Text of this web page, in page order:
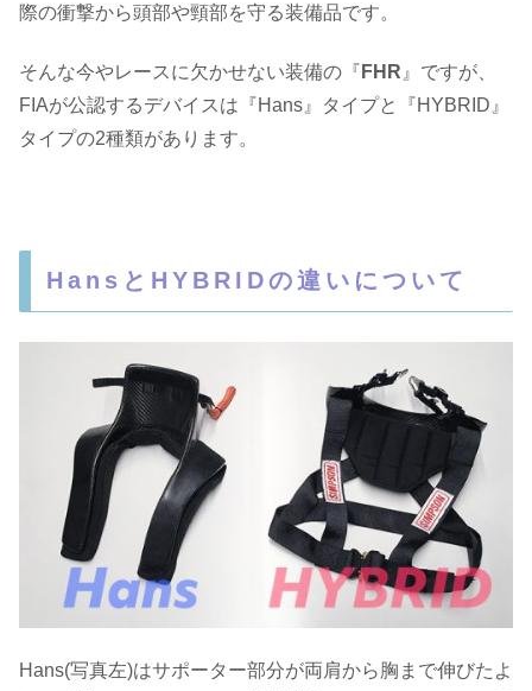
際の衝撃から頭部や頸部を守る装備品です。
そんな今やレースに欠かせない装備の『 FHR 』ですが、
FIAが公認するデバイスは『Hans』タイプと『HYBRID』
タイプの2種類があります。
HansとHYBRIDの違いについて
Hans(写真左)はサポーター部分が両肩から胸まで伸びたよ